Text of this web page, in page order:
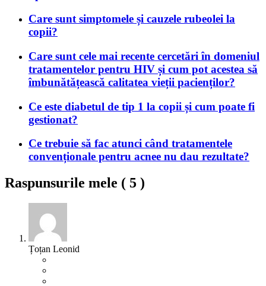
Care sunt simptomele și cauzele rubeolei la
copii?
Care sunt cele mai recente cercetări în domeniul
tratamentelor pentru HIV și cum pot acestea să
îmbunătățească calitatea vieții pacienților?
Ce este diabetul de tip 1 la copii și cum poate fi
gestionat?
Ce trebuie să fac atunci când tratamentele
convenționale pentru acnee nu dau rezultate?
Raspunsurile mele ( 5 )
Țoțan Leonid